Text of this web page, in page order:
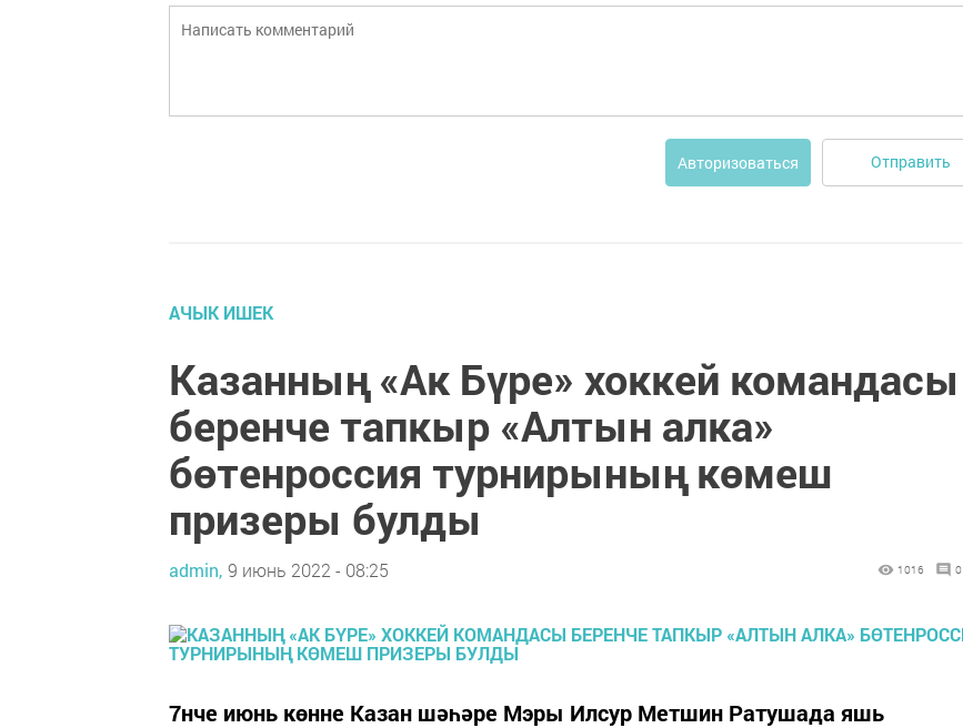
Авторизоваться Отправить
АЧЫК ИШЕК
Казанның «Ак Бүре» хоккей командасы
беренче тапкыр «Алтын алка»
бөтенроссия турнирының көмеш
призеры булды
admin, 9 июнь 2022 - 08:25 1016 0
7нче июнь көнне Казан шәһәре Мэры Илсур Метшин Ратушада яшь